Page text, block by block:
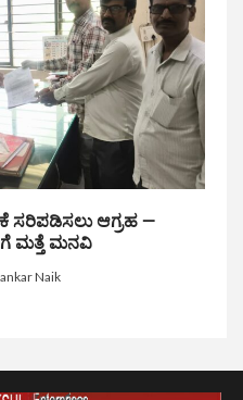
ಸರಿಪಡಿಸಲು ಆಗ್ರಹ —
ಮತ್ತೆ ಮನವಿ
Naik